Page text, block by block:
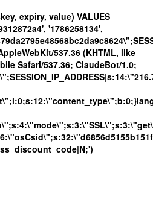
expiry, value) VALUES
'1786258134',
537.36 (KHTML, like
Safari/537.36; ClaudeBot/1.0;